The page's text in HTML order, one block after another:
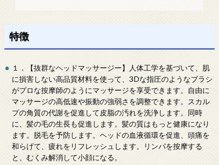
特徴
１．【抜群なヘッドマッサージー】人体工学を基づいて、肌
に損害しない高品質材料を使って、3Dな指圧のようなブラシ
がプロな按摩師のようにマッサージを享受できます。自由に
マッサージの高低速や振動の強弱さを調整できます。スカル
プの角質の代謝を促進して皮脂の汚れを洗浄します。同時
に、髪の毛の生長も促進します。髪の質はもっと健康になり
ます。脱毛を予防します。ヘッドの血液循環を促進、頭痛を
和らげて、疲れをリフレッシュします。リンパを按摩する
と、むくみ解消して小顔になる。